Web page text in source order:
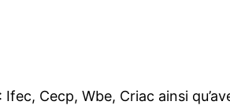
Cecp, Wbe, Criac ainsi